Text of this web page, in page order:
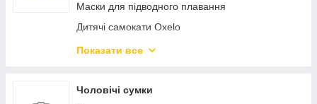
Маски для підводного плавання
Дитячі самокати Oxelo
Самокати міські Oxelo для дорослих
Показати все
Чоловічі сумки